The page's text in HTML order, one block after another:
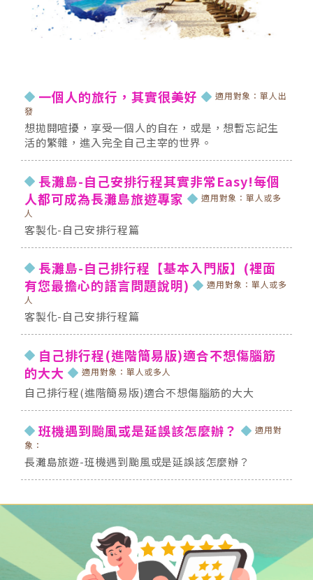
一個人的旅行，其實很美好
適用對象：單人出
發
想拋開喧擾，享受一個人的自在，或是，想暫忘記生
活的繁雜，進入完全自己主宰的世界。
長灘島-自己安排行程其實非常Easy!每個
人都可成為長灘島旅遊專家
適用對象：單人或多
人
客製化-自己安排行程篇
長灘島-自己排行程【基本入門版】(裡面
有您最擔心的語言問題說明)
適用對象：單人或多
人
客製化-自己安排行程篇
自己排行程(進階簡易版)適合不想傷腦筋
的大大
適用對象：單人或多人
自己排行程(進階簡易版)適合不想傷腦筋的大大
班機遇到颱風或是延誤該怎麼辦？
適用對
象：
長灘島旅遊-班機遇到颱風或是延誤該怎麼辦？